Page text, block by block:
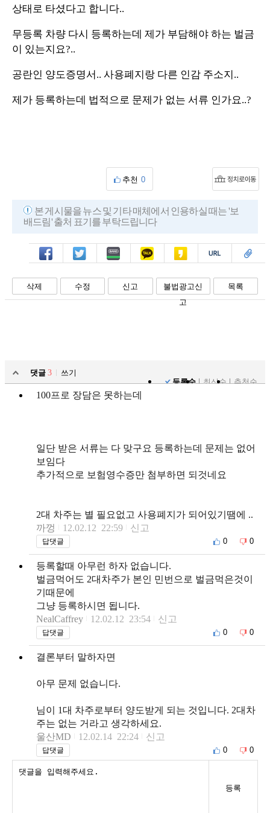
상태로 타셨다고 합니다..
무등록 차량 다시 등록하는데 제가 부담해야 하는 벌금
이 있는지요?..
공란인 양도증명서.. 사용폐지랑 다른 인감 주소지..
제가 등록하는데 법적으로 문제가 없는 서류 인가요..?
추천 0
본 게시물을 뉴스 및 기타 매체에서 인용하실 때는 '보
배드림' 출처 표기를 부탁드립니다
페북 트윗 밴드 카톡 카스 복사 스크랩
삭제 수정 신고
불법광고신
고
목록
댓글 3
쓰기
등록순
최신순 추천순
100프로 장담은 못하는데
일단 받은 서류는 다 맞구요 등록하는데 문제는 없어
보임다
추가적으로 보험영수증만 첨부하면 되것네요
2대 차주는 별 필요없고 사용폐지가 되어있기땜에 ..
까껑
12.02.12 22:59 신고
답댓글 0 0
등록할때 아무런 하자 없습니다.
벌금먹어도 2대차주가 본인 민번으로 벌금먹은것이
기때문에
그냥 등록하시면 됩니다.
NealCaffrey
12.02.12 23:54 신고
답댓글 0 0
결론부터 말하자면
아무 문제 없습니다.
님이 1대 차주로부터 양도받게 되는 것입니다. 2대차
주는 없는 거라고 생각하세요.
울산MD
12.02.14 22:24 신고
답댓글 0 0
등록